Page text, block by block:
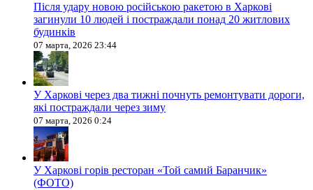
Після удару новою російською ракетою в Харкові
загинули 10 людей і постраждали понад 20 житлових
будинків
07 марта, 2026 23:44
У Харкові через два тижні почнуть ремонтувати дороги,
які постраждали через зиму
07 марта, 2026 0:24
У Харкові горів ресторан «Той самий Баранчик»
(ФОТО)